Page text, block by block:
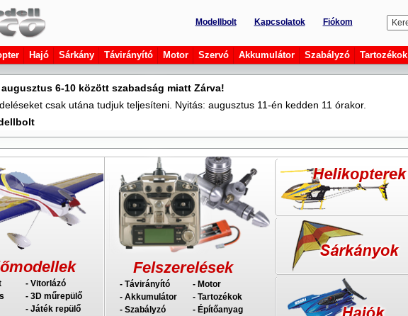
Modellbolt Kapcsolatok Fiókom
Hajó Sárkány Távirányító Motor Szervó Akkumulátor Szabályzó Tartozékok
6-10 között szabadság miatt Zárva!
csak utána tudjuk teljesíteni. Nyitás: augusztus 11-én kedden 11 órakor.
- Vitorlázó
- 3D műrepülő
- Játék repülő
Felszerelések
- Távirányító
- Motor
- Akkumulátor
- Tartozékok
- Szabályzó
- Építőanyag